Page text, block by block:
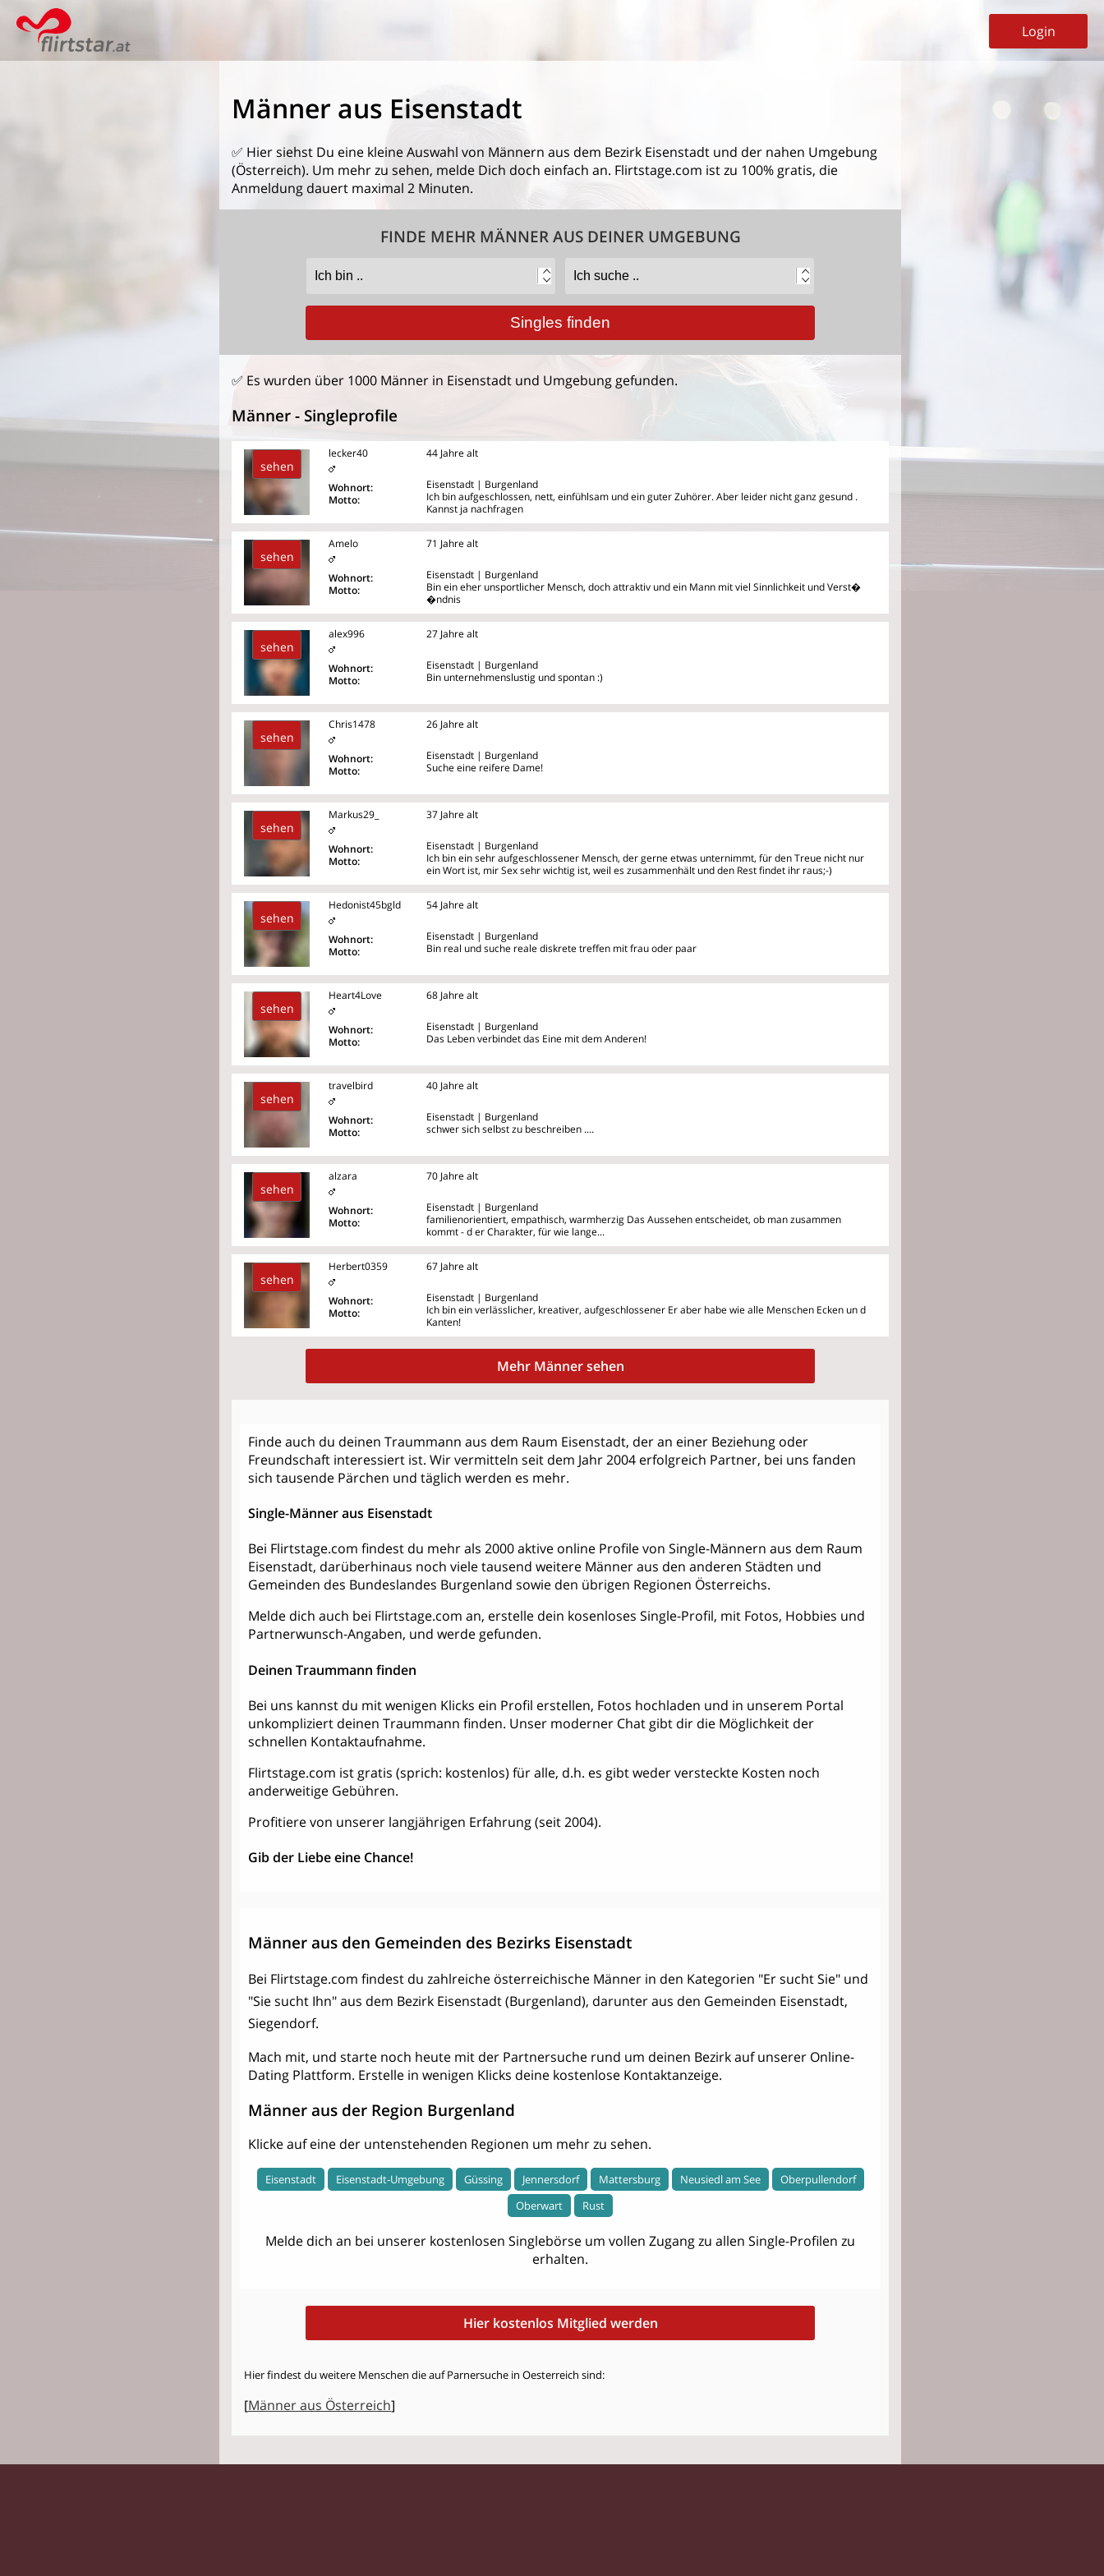
Login
Männer aus Eisenstadt
✅ Hier siehst Du eine kleine Auswahl von Männern aus dem Bezirk Eisenstadt und der nahen Umgebung
(Österreich). Um mehr zu sehen, melde Dich doch einfach an. Flirtstage.com ist zu 100% gratis, die
Anmeldung dauert maximal 2 Minuten.
FINDE MEHR MÄNNER AUS DEINER UMGEBUNG
✅ Es wurden über 1000 Männer in Eisenstadt und Umgebung gefunden.
Männer - Singleprofile
sehen
lecker40
Wohnort:
Motto:
44 Jahre alt
Eisenstadt | Burgenland
Ich bin aufgeschlossen, nett, einfühlsam und ein guter Zuhörer. Aber leider nicht ganz gesund .
Kannst ja nachfragen
sehen
Amelo
Wohnort:
Motto:
71 Jahre alt
Eisenstadt | Burgenland
Bin ein eher unsportlicher Mensch, doch attraktiv und ein Mann mit viel Sinnlichkeit und Verst�
�ndnis
sehen
alex996
Wohnort:
Motto:
27 Jahre alt
Eisenstadt | Burgenland
Bin unternehmenslustig und spontan :)
sehen
Chris1478
Wohnort:
Motto:
26 Jahre alt
Eisenstadt | Burgenland
Suche eine reifere Dame!
sehen
Markus29_
Wohnort:
Motto:
37 Jahre alt
Eisenstadt | Burgenland
Ich bin ein sehr aufgeschlossener Mensch, der gerne etwas unternimmt, für den Treue nicht nur
ein Wort ist, mir Sex sehr wichtig ist, weil es zusammenhält und den Rest findet ihr raus;-)
sehen
Hedonist45bgld
Wohnort:
Motto:
54 Jahre alt
Eisenstadt | Burgenland
Bin real und suche reale diskrete treffen mit frau oder paar
sehen
Heart4Love
Wohnort:
Motto:
68 Jahre alt
Eisenstadt | Burgenland
Das Leben verbindet das Eine mit dem Anderen!
sehen
travelbird
Wohnort:
Motto:
40 Jahre alt
Eisenstadt | Burgenland
schwer sich selbst zu beschreiben ....
sehen
alzara
Wohnort:
Motto:
70 Jahre alt
Eisenstadt | Burgenland
familienorientiert, empathisch, warmherzig Das Aussehen entscheidet, ob man zusammen
kommt - d er Charakter, für wie lange...
sehen
Herbert0359
Wohnort:
Motto:
67 Jahre alt
Eisenstadt | Burgenland
Ich bin ein verlässlicher, kreativer, aufgeschlossener Er aber habe wie alle Menschen Ecken un d
Kanten!
Mehr Männer sehen
Finde auch du deinen Traummann aus dem Raum Eisenstadt, der an einer Beziehung oder
Freundschaft interessiert ist. Wir vermitteln seit dem Jahr 2004 erfolgreich Partner, bei uns fanden
sich tausende Pärchen und täglich werden es mehr.
Single-Männer aus Eisenstadt
Bei Flirtstage.com findest du mehr als 2000 aktive online Profile von Single-Männern aus dem Raum
Eisenstadt, darüberhinaus noch viele tausend weitere Männer aus den anderen Städten und
Gemeinden des Bundeslandes Burgenland sowie den übrigen Regionen Österreichs.
Melde dich auch bei Flirtstage.com an, erstelle dein kosenloses Single-Profil, mit Fotos, Hobbies und
Partnerwunsch-Angaben, und werde gefunden.
Deinen Traummann finden
Bei uns kannst du mit wenigen Klicks ein Profil erstellen, Fotos hochladen und in unserem Portal
unkompliziert deinen Traummann finden. Unser moderner Chat gibt dir die Möglichkeit der
schnellen Kontaktaufnahme.
Flirtstage.com ist gratis (sprich: kostenlos) für alle, d.h. es gibt weder versteckte Kosten noch
anderweitige Gebühren.
Profitiere von unserer langjährigen Erfahrung (seit 2004).
Gib der Liebe eine Chance!
Männer aus den Gemeinden des Bezirks Eisenstadt
Bei Flirtstage.com findest du zahlreiche österreichische Männer in den Kategorien "Er sucht Sie" und
"Sie sucht Ihn" aus dem Bezirk Eisenstadt (Burgenland), darunter aus den Gemeinden Eisenstadt,
Siegendorf.
Mach mit, und starte noch heute mit der Partnersuche rund um deinen Bezirk auf unserer Online-
Dating Plattform. Erstelle in wenigen Klicks deine kostenlose Kontaktanzeige.
Männer aus der Region Burgenland
Klicke auf eine der untenstehenden Regionen um mehr zu sehen.
Eisenstadt Eisenstadt-Umgebung Güssing Jennersdorf Mattersburg Neusiedl am See
Oberpullendorf
Oberwart
Rust
Melde dich an bei unserer kostenlosen Singlebörse um vollen Zugang zu allen Single-Profilen zu
erhalten.
Hier kostenlos Mitglied werden
Hier findest du weitere Menschen die auf Parnersuche in Oesterreich sind:
[Männer aus Österreich]